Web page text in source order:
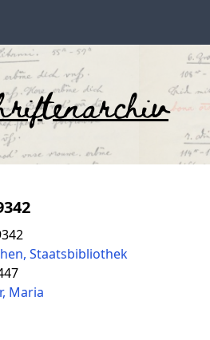
Staatsbibliothek
Maria